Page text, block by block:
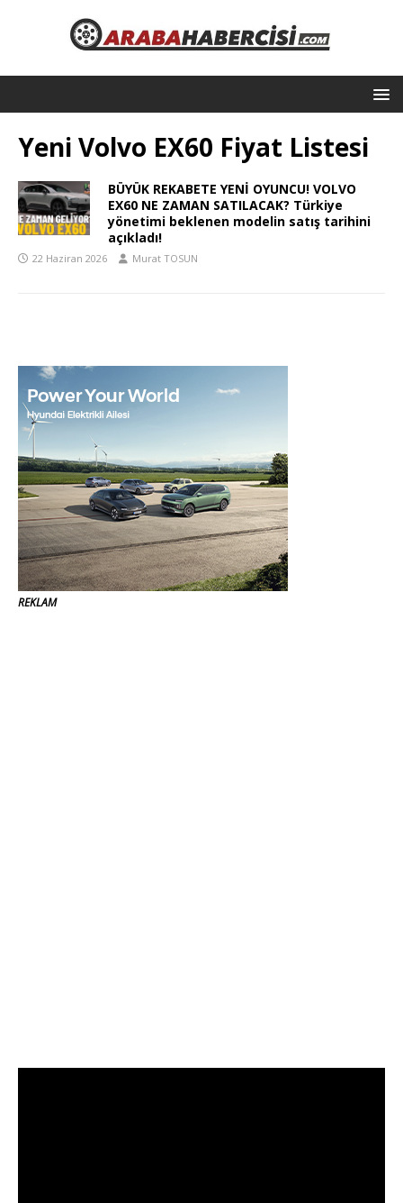
Yeni Volvo EX60 Fiyat Listesi
BÜYÜK REKABETE YENİ OYUNCU! VOLVO
EX60 NE ZAMAN SATILACAK? Türkiye
yönetimi beklenen modelin satış tarihini
açıkladı!
22 Haziran 2026 Murat TOSUN
REKLAM